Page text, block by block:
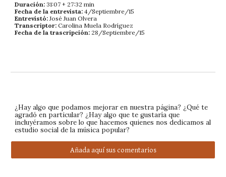
Duración:31:07 + 27:32 min
Fecha de la entrevista:4/Septiembre/15
Entrevistó:José Juan Olvera
Transcriptor:Carolina Muela Rodríguez
Fecha de la trascripción: 28/Septiembre/15
¿Hay algo que podamos mejorar en nuestra página? ¿Qué te
agradó en particular? ¿Hay algo que te gustaría que
incluyéramos sobre lo que hacemos quienes nos dedicamos al
estudio social de la música popular?
Añada aquí sus comentarios